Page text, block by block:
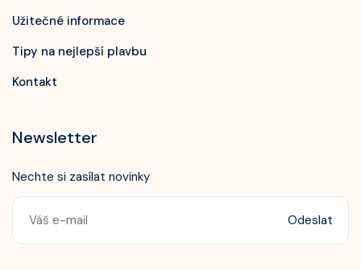
Zavolejte nám!
+420 603 172 604
Užitečné informace
Tipy na nejlepší plavbu
Kontakt
Newsletter
Nechte si zasílat novinky
Odeslat